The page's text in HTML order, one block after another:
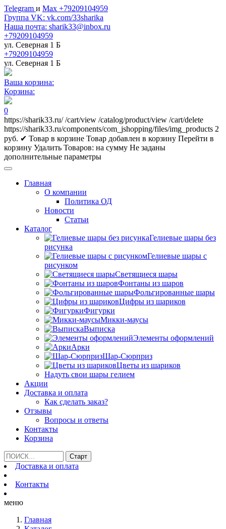
Telegram и Max +79209104959
Группа VK: vk.com/33sharika
Наша почта: sharik33@inbox.ru
+79209104959
ул. Северная 1 Б
+79209104959
ул. Северная 1 Б
Ваша корзина:
Корзина:
0
https://sharik33.ru/ /cart/view /catalog/product/view /cart/delete
https://sharik33.ru/components/com_jshopping/files/img_products 2
руб. ✔ Товар в корзине Товар добавлен в корзину Перейти в
корзину Удалить Товаров: на сумму Не заданы
дополнительные параметры
Главная
О компании
Политика ОД
Новости
Статьи
Каталог
Гелиевые шары без
рисунка
Гелиевые шары с
рисунком
Светящиеся шары
Фонтаны из шаров
Фольгированные шары
Цифры из шариков
Фигурки
Микки-маусы
Выписка
Элементы оформлений
Арки
Шар-Сюрприз
Цветы из шариков
Надуть свои шары гелием
Акции
Доставка и оплата
Как сделать заказ?
Отзывы
Вопросы и ответы
Контакты
Корзина
Доставка и оплата
Контакты
меню
Главная